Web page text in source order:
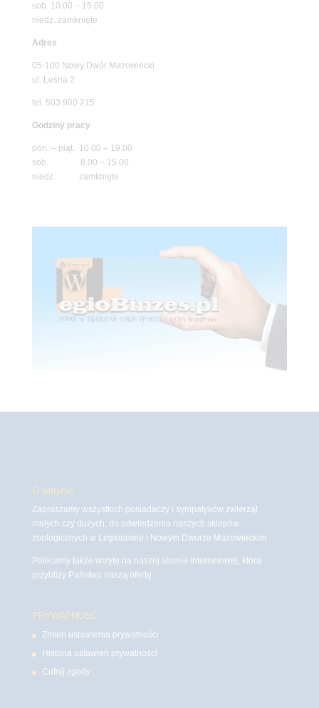
sob. 10.00 – 15.00
niedz. zamknięte
Adres
05-100 Nowy Dwór Mazowiecki
ul. Leśna 2
tel. 503 900 215
Godziny pracy
pon. – piąt. 10.00 – 19.00
sob. 8.00 – 15.00
niedz. zamknięte
O witrynie
Zapraszamy wszystkich posiadaczy i sympatyków zwierząt
małych czy dużych, do odwiedzenia naszych sklepów
zoologicznych w Legionowie i Nowym Dworze Mazowieckim
Polecamy także wizytę na naszej stronie internetowej, która
przybliży Państwu naszą ofertę.
PRYWATNOŚĆ
Zmień ustawienia prywatności
Historia ustawień prywatności
Cofnij zgody